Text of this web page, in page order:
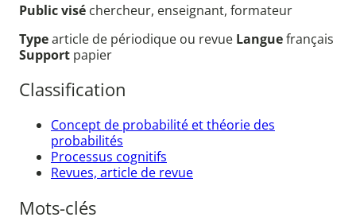
Public visé chercheur, enseignant, formateur
Typearticle de périodique ou revue Languefrançais
Support papier
Classification
Concept de probabilité et théorie des
probabilités
Processus cognitifs
Revues, article de revue
Mots-clés